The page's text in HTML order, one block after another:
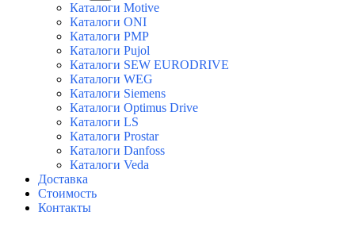
Каталоги Motive
Каталоги ONI
Каталоги PMP
Каталоги Pujol
Каталоги SEW EURODRIVE
Каталоги WEG
Каталоги Siemens
Каталоги Optimus Drive
Каталоги LS
Каталоги Prostar
Каталоги Danfoss
Каталоги Veda
Доставка
Стоимость
Контакты